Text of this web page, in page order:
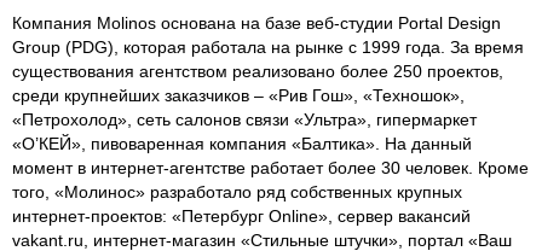
Компания Molinos основана на базе веб-студии Portal Design
Group (PDG), которая работала на рынке с 1999 года. За время
существования агентством реализовано более 250 проектов,
среди крупнейших заказчиков – «Рив Гош», «Техношок»,
«Петрохолод», сеть салонов связи «Ультра», гипермаркет
«О’КЕЙ», пивоваренная компания «Балтика». На данный
момент в интернет-агентстве работает более 30 человек. Кроме
того, «Молинос» разработало ряд собственных крупных
интернет-проектов: «Петербург Online», сервер вакансий
vakant.ru, интернет-магазин «Стильные штучки», портал «Ваш